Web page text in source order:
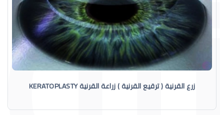
زرع القرنية ( ترقيع القرنية ) زراعة القرنية KERATOPLASTY